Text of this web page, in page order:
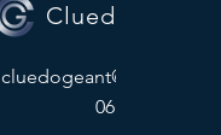
Cluedo Géant
cluedogeant@outlook.fr
06 15 04 39 36